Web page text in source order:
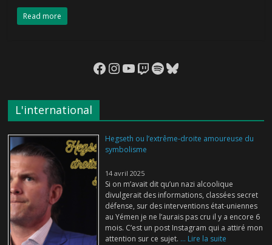
Read more
Facebook
Instagram
YouTube
Twitch
Spotify
Bluesky
L'international
Hegseth ou l’extrême-droite amoureuse du
symbolisme
14 avril 2025
Si on m’avait dit qu’un nazi alcoolique
divulgerait des informations, classées secret
défense, sur des interventions état-uniennes
au Yémen je ne l’aurais pas cru il y a encore 6
mois. C’est un post Instagram qui a attiré mon
attention sur ce sujet. ... Lire la suite